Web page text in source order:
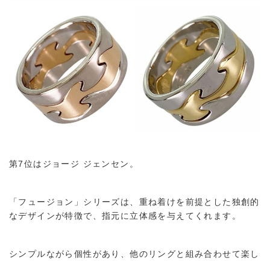
第7位はジョージ ジェンセン。
「フュージョン」シリーズは、重ね着けを前提とした独創的
なデザインが特徴で、指元に立体感を与えてくれます。
シンプルながら個性があり、他のリングと組み合わせて楽し